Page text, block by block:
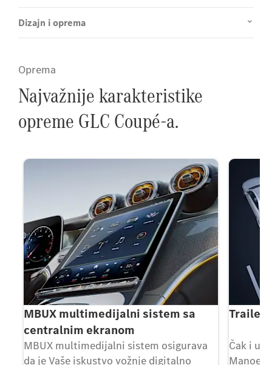
Dizajn i oprema
Oprema
Najvažnije karakteristike
opreme GLC Coupé-a.
MBUX multimedijalni sistem sa
centralnim ekranom
MBUX multimedijalni sistem osigurava
da je Vaše iskustvo vožnje digitalno
Trailer
Čak i u